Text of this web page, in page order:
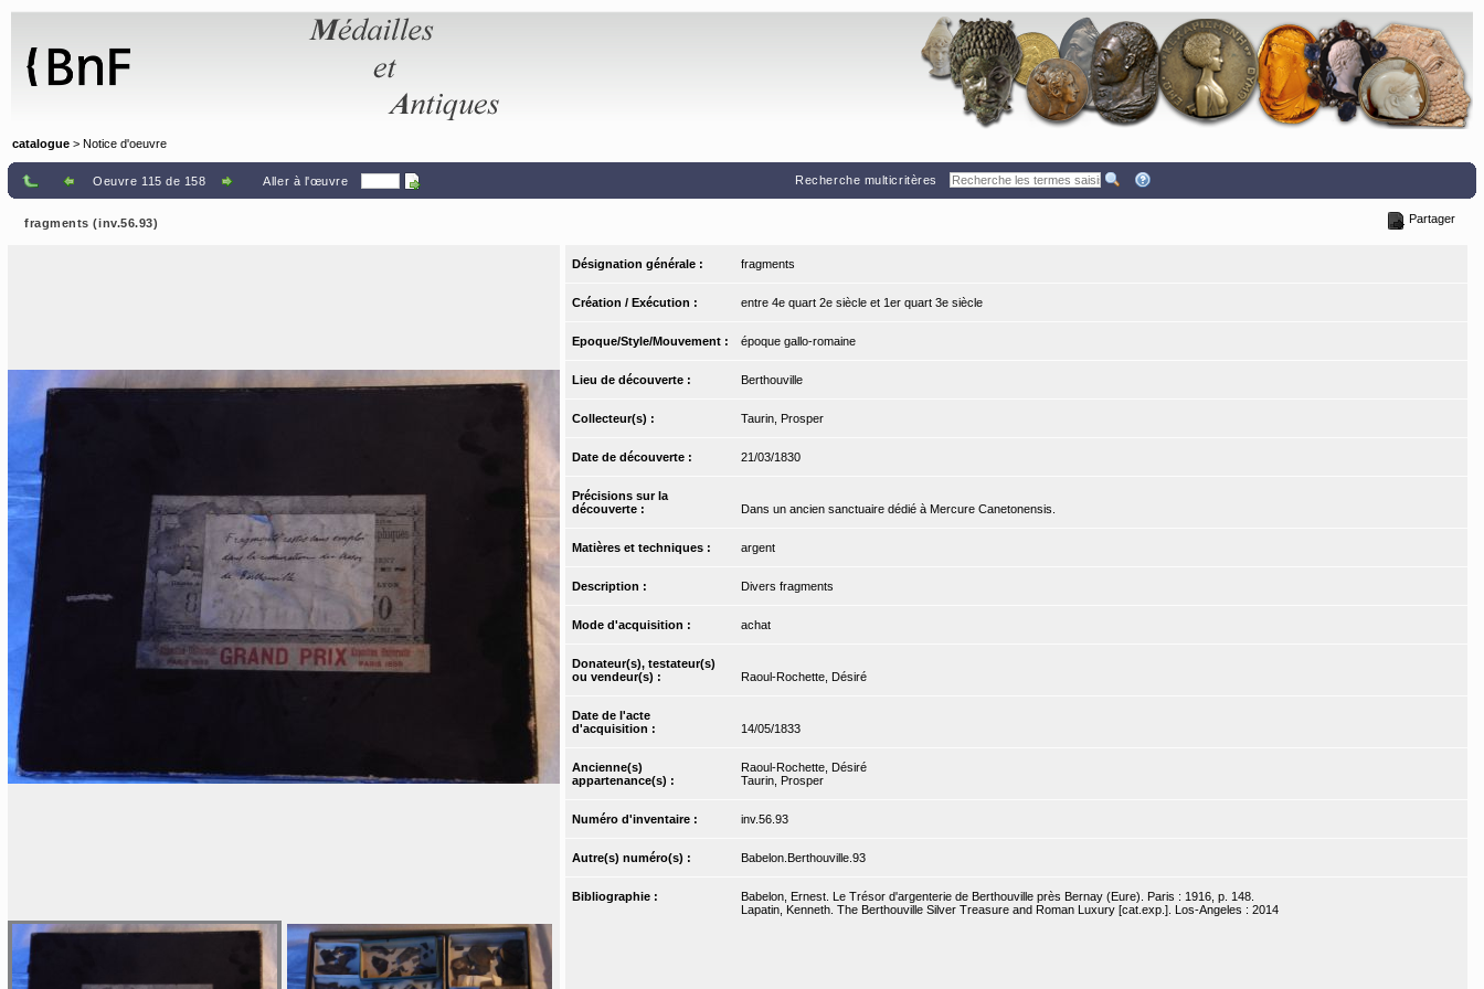
catalogue > Notice d'oeuvre
Oeuvre 115 de 158 Aller à l'œuvre Recherche multicritères
fragments (inv.56.93) Partager
Désignation générale : fragments
Création / Exécution : entre 4e quart 2e siècle et 1er quart 3e siècle
Epoque/Style/Mouvement : époque gallo-romaine
Lieu de découverte : Berthouville
Collecteur(s) : Taurin, Prosper
Date de découverte : 21/03/1830
Précisions sur la
découverte :
Dans un ancien sanctuaire dédié à Mercure Canetonensis.
Matières et techniques : argent
Description : Divers fragments
Mode d'acquisition : achat
Donateur(s), testateur(s)
ou vendeur(s) :
Raoul-Rochette, Désiré
Date de l'acte
d'acquisition :
14/05/1833
Ancienne(s)
appartenance(s) :
Raoul-Rochette, Désiré
Taurin, Prosper
Numéro d'inventaire : inv.56.93
Autre(s) numéro(s) : Babelon.Berthouville.93
Bibliographie :
Babelon, Ernest. Le Trésor d'argenterie de Berthouville près Bernay (Eure). Paris : 1916, p. 148.
Lapatin, Kenneth. The Berthouville Silver Treasure and Roman Luxury [cat.exp.]. Los-Angeles : 2014